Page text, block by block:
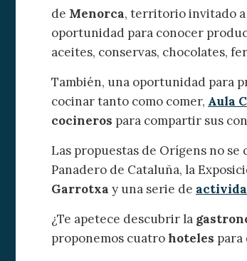
de Menorca, territorio invitado a
oportunidad para conocer
aceites, conservas, chocolates,
También, una oportunidad para
cocinar tanto como comer, Aula
cocineros para compartir sus
Las propuestas de Orígens no se
Panadero de Cataluña, la
Garrotxa y una serie de
¿Te apetece descubrir la
proponemos cuatro hoteles para